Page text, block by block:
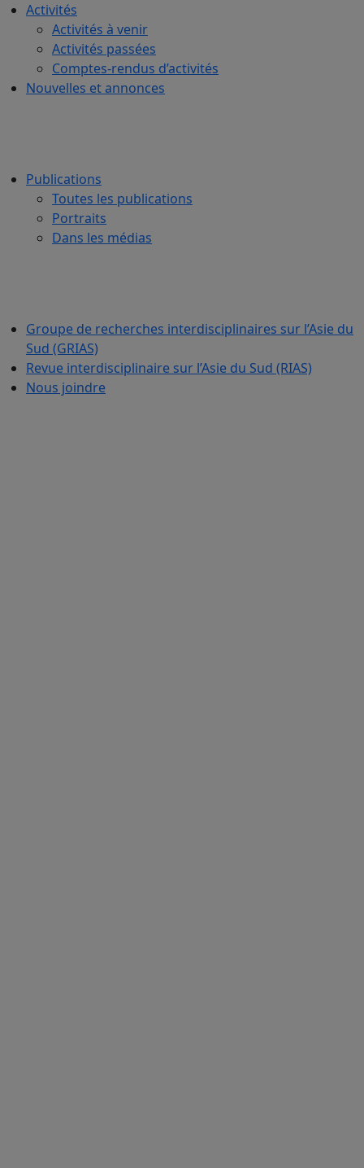
Activités
Activités à venir
Activités passées
Comptes-rendus d’activités
Nouvelles et annonces
Publications
Toutes les publications
Portraits
Dans les médias
Groupe de recherches interdisciplinaires sur l’Asie du
Sud (GRIAS)
Revue interdisciplinaire sur l’Asie du Sud (RIAS)
Nous joindre